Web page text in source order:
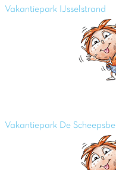
Vakantiepark IJsselstrand
Vakantiepark De Scheepsbel